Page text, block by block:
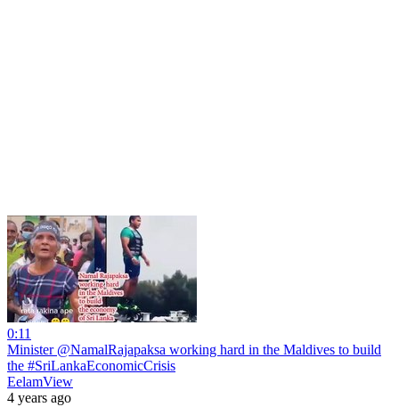
0:11
Minister @NamalRajapaksa working hard in the Maldives to build
the #SriLankaEconomicCrisis
EelamView
4 years ago